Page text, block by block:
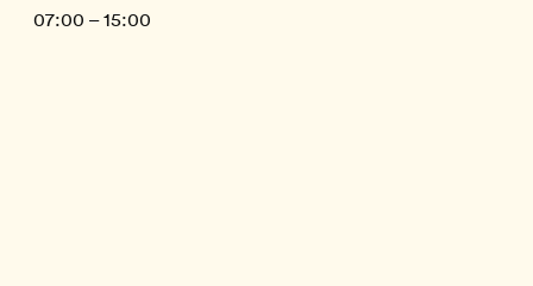
07:00 – 15:00